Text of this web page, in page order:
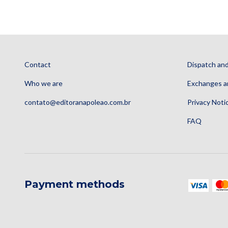
Contact
Who we are
contato@editoranapoleao.com.br
Dispatch
Exchanges
Privacy
FAQ
Payment methods